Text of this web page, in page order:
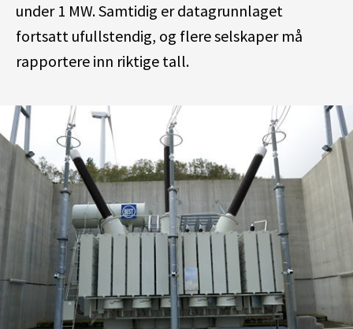
under 1 MW. Samtidig er datagrunnlaget
fortsatt ufullstendig, og flere selskaper må
rapportere inn riktige tall.